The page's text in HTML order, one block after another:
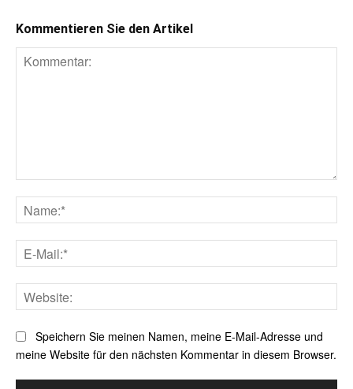
Kommentieren Sie den Artikel
Speichern Sie meinen Namen, meine E-Mail-Adresse und
meine Website für den nächsten Kommentar in diesem Browser.